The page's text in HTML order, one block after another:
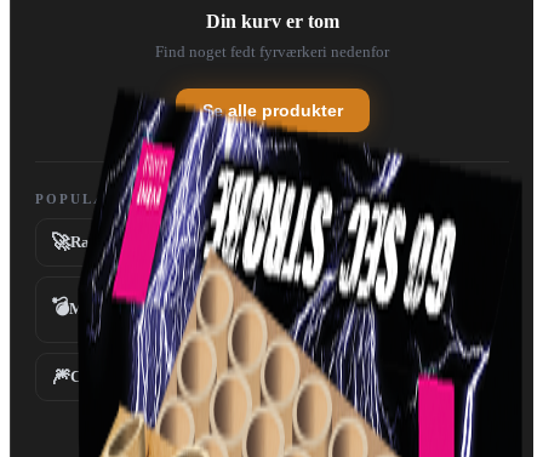
Din kurv er tom
Find noget fedt fyrværkeri nedenfor
Se alle produkter
POPULÆRE KATEGORIER
🚀Raketter 💥Batterier
💣Miner ⛲Fontæner
🎆Compounds ✨Tilbehør